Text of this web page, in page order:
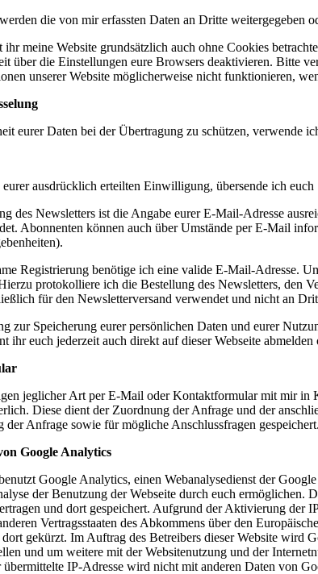
die von mir erfassten Daten an Dritte weitergegeben
meine Website grundsätzlich auch ohne Cookies
über die Einstellungen eure Browsers deaktivieren. Bitte
unserer Website möglicherweise nicht funktionieren,
eurer Daten bei der Übertragung zu schützen, verwende
ausdrücklich erteilten Einwilligung, übersende ich
des Newsletters ist die Angabe eurer E-Mail-Adresse
Abonnenten können auch über Umstände per E-Mail
Registrierung benötige ich eine valide E-Mail-Adresse.
protokolliere ich die Bestellung des Newsletters, den
für den Newsletterversand verwendet und nicht an
zur Speicherung eurer persönlichen Daten und eurer
ihr euch jederzeit auch direkt auf dieser Webseite
jeglicher Art per E-Mail oder Kontaktformular mit mir
Diese dient der Zuordnung der Anfrage und der
der Anfrage sowie für mögliche Anschlussfragen
Google Analytics
Google Analytics, einen Webanalysedienst der
der Benutzung der Webseite durch euch ermöglichen.
und dort gespeichert. Aufgrund der Aktivierung der
Vertragsstaaten des Abkommens über den
gekürzt. Im Auftrag des Betreibers dieser Website wird
und um weitere mit der Websitenutzung und der
IP-Adresse wird nicht mit anderen Daten von